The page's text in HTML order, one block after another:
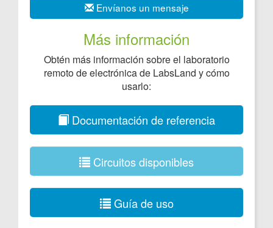
Envíanos un mensaje
Más información
Obtén más información sobre el laboratorio
remoto de electrónica de LabsLand y cómo
usarlo:
Documentación de referencia
Circuitos disponibles
Guía de uso